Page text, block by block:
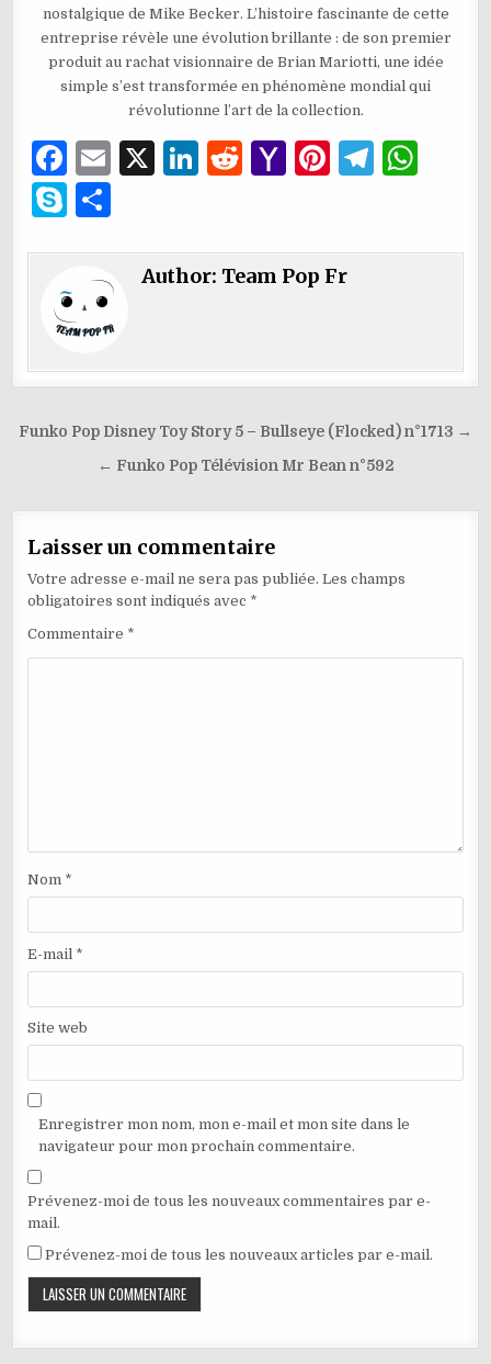
nostalgique de Mike Becker. L’histoire fascinante de cette
entreprise révèle une évolution brillante : de son premier
produit au rachat visionnaire de Brian Mariotti, une idée
simple s’est transformée en phénomène mondial qui
révolutionne l’art de la collection.
F
a
c
e
b
o
o
E
l
X
Li
e
R
di
Y
o
ai
Pi
re
T
g s
p
S
p
e
ta
g
er
Author: Team Pop Fr
Navigation
Funko Pop Disney Toy Story 5 – Bullseye (Flocked) n°1713 →
← Funko Pop Télévision Mr Bean n°592
Laisser un commentaire
Votre adresse e-mail ne sera pas publiée. Les champs
obligatoires sont indiqués avec *
Commentaire *
Nom *
E-mail *
Site web
Enregistrer mon nom, mon e-mail et mon site dans le
navigateur pour mon prochain commentaire.
Prévenez-moi de tous les nouveaux commentaires par e-
mail.
Prévenez-moi de tous les nouveaux articles par e-mail.